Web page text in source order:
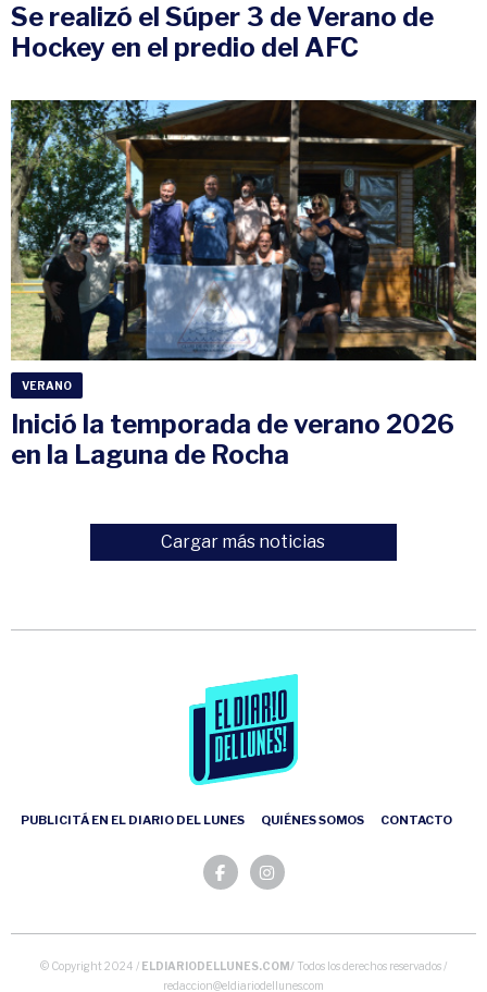
Se realizó el Súper 3 de Verano de
Hockey en el predio del AFC
VERANO
Inició la temporada de verano 2026
en la Laguna de Rocha
Cargar más noticias
PUBLICITÁ EN EL DIARIO DEL LUNES QUIÉNES SOMOS CONTACTO
© Copyright 2024 / ELDIARIODELLUNES.COM/ Todos los derechos reservados /
redaccion@eldiariodellunes.com